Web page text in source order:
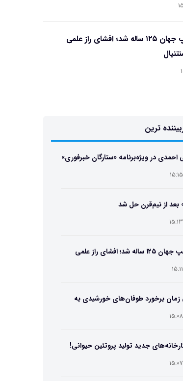
قدیمی‌ترین لامپ جهان ۱۲۵ ساله شد؛ افشای راز علمی
ترین
احمدی در ویژه‌برنامه «ستارگان خبرفوری»
بعد از نیم‌قرن حل شد
قدیمی‌ترین لامپ جهان ۱۲۵ ساله شد؛ افشای راز علمی
برخورد طوفان‌های خورشیدی به
جدید تولید پروتئین حیوانی!